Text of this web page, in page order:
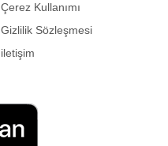
Çerez Kullanımı
Gizlilik Sözleşmesi
iletişim